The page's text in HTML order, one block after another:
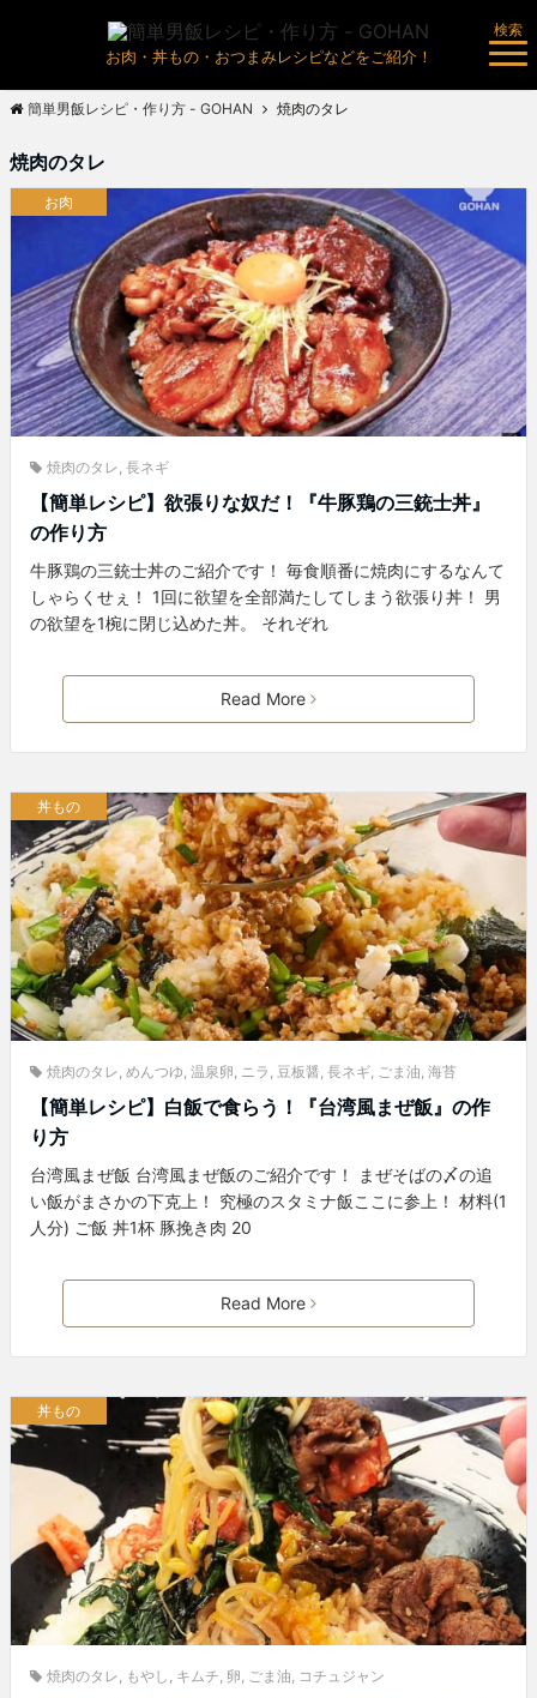
お肉・丼もの・おつまみレシピなどをご紹介！
検索
簡単男飯レシピ・作り方 - GOHAN 焼肉のタレ
焼肉のタレ
お肉
焼肉のタレ, 長ネギ
【簡単レシピ】欲張りな奴だ！『牛豚鶏の三銃士丼』
の作り方
牛豚鶏の三銃士丼のご紹介です！ 毎食順番に焼肉にするなんて
しゃらくせぇ！ 1回に欲望を全部満たしてしまう欲張り丼！ 男
の欲望を1椀に閉じ込めた丼。 それぞれ
Read More
丼もの
焼肉のタレ, めんつゆ, 温泉卵, ニラ , 豆板醤, 長ネギ, ごま油, 海苔
【簡単レシピ】白飯で食らう！『台湾風まぜ飯』の作
り方
台湾風まぜ飯 台湾風まぜ飯のご紹介です！ まぜそばの〆の追
い飯がまさかの下克上！ 究極のスタミナ飯ここに参上！ 材料(1
人分) ご飯 丼1杯 豚挽き肉 20
Read More
丼もの
焼肉のタレ, もやし , キムチ, 卵, ごま油, コチュジャン